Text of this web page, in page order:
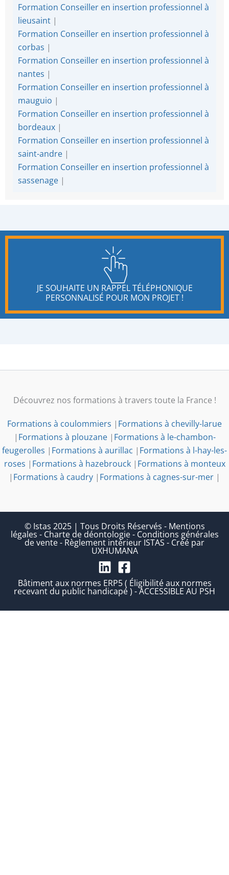
Formation Conseiller en insertion professionnel à
lieusaint |
Formation Conseiller en insertion professionnel à
corbas |
Formation Conseiller en insertion professionnel à
nantes |
Formation Conseiller en insertion professionnel à
mauguio |
Formation Conseiller en insertion professionnel à
bordeaux |
Formation Conseiller en insertion professionnel à
saint-andre |
Formation Conseiller en insertion professionnel à
sassenage |
JE SOUHAITE UN RAPPEL TÉLÉPHONIQUE
PERSONNALISÉ POUR MON PROJET !
Découvrez nos formations à travers toute la France !
Formations à coulommiers | Formations à chevilly-larue
| Formations à plouzane| Formations à le-chambon-
feugerolles | Formations à aurillac | Formations à l-hay-les-
roses | Formations à hazebrouck| Formations à monteux
| Formations à caudry | Formations à cagnes-sur-mer |
© Istas 2025 | Tous Droits Réservés - Mentions
légales - Charte de déontologie- Conditions générales
de vente- Règlement intérieur ISTAS - Créé par
UXHUMANA
Bâtiment aux normes ERP5 ( Éligibilité aux normes
recevant du public handicapé ) - ACCESSIBLE AU PSH